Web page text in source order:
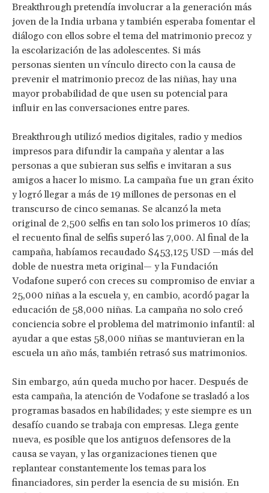
Breakthrough pretendía involucrar a la generación más
joven de la India urbana y también esperaba fomentar el
diálogo con ellos sobre el tema del matrimonio precoz y
la escolarización de las adolescentes. Si más
personas sienten un vínculo directo con la causa de
prevenir el matrimonio precoz de las niñas, hay una
mayor probabilidad de que usen su potencial para
influir en las conversaciones entre pares.
Breakthrough utilizó medios digitales, radio y medios
impresos para difundir la campaña y alentar a las
personas a que subieran sus selfis e invitaran a sus
amigos a hacer lo mismo. La campaña fue un gran éxito
y logró llegar a más de 19 millones de personas en el
transcurso de cinco semanas. Se alcanzó la meta
original de 2,500 selfis en tan solo los primeros 10 días;
el recuento final de selfis superó las 7,000. Al final de la
campaña, habíamos recaudado $453,125 USD —más del
doble de nuestra meta original— y la Fundación
Vodafone superó con creces su compromiso de enviar a
25,000 niñas a la escuela y, en cambio, acordó pagar la
educación de 58,000 niñas. La campaña no solo creó
conciencia sobre el problema del matrimonio infantil: al
ayudar a que estas 58,000 niñas se mantuvieran en la
escuela un año más, también retrasó sus matrimonios.
Sin embargo, aún queda mucho por hacer. Después de
esta campaña, la atención de Vodafone se trasladó a los
programas basados en habilidades; y este siempre es un
desafío cuando se trabaja con empresas. Llega gente
nueva, es posible que los antiguos defensores de la
causa se vayan, y las organizaciones tienen que
replantear constantemente los temas para los
financiadores, sin perder la esencia de su misión. En